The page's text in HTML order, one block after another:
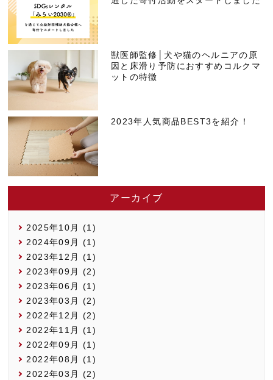
獣医師監修│犬や猫のヘルニアの原
因と床滑り予防におすすめコルクマ
ットの特徴
2023年人気商品BEST3を紹介！
アーカイブ
2025年10月 (1)
2024年09月 (1)
2023年12月 (1)
2023年09月 (2)
2023年06月 (1)
2023年03月 (2)
2022年12月 (2)
2022年11月 (1)
2022年09月 (1)
2022年08月 (1)
2022年03月 (2)